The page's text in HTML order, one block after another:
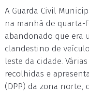
A Guarda Civil
na manhã de quarta-
abandonado que era
clandestino de
leste da cidade.
recolhidas e
(DPP) da zona norte,